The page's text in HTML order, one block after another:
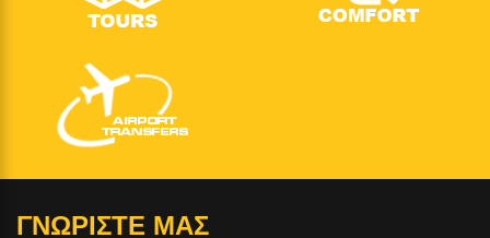
ΓΝΩΡΙΣΤΕ ΜΑΣ